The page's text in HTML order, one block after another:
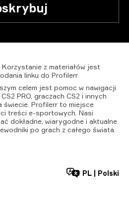
Korzystanie z materiałów jest
linku do Profilerr
celem jest pomoc w nawigacji
PRO, graczach CS2 i innych
świecie. Profilerr to miejsce
treści e-sportowych. Nasi
dokładne, wiarygodne i aktualne
po grach z całego świata.
PL Polski